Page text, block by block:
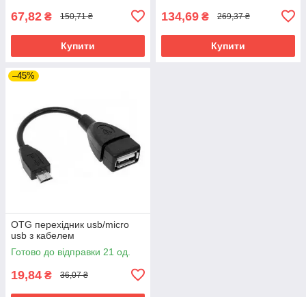
67,82 ₴ 150,71 ₴
Купити
134,69 ₴ 269,37 ₴
Купити
–45%
OTG перехідник usb/micro
usb з кабелем
Готово до відправки 21 од.
19,84 ₴ 36,07 ₴